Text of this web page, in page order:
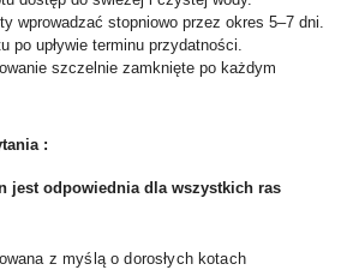
wprowadzać stopniowo przez okres 5–7 dni.
po upływie terminu przydatności.
szczelnie zamknięte po każdym
:
jest odpowiednia dla wszystkich ras
z myślą o dorosłych kotach